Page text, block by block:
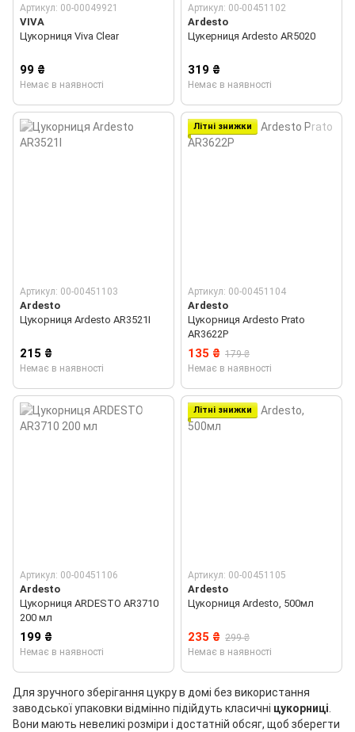
Артикул: 00-00049921
VIVA
Цукорниця Viva Clear
99 ₴
Немає в наявності
Артикул: 00-00451102
Ardesto
Цукерниця Ardesto AR5020
319 ₴
Немає в наявності
Артикул: 00-00451103
Ardesto
Цукорниця Ardesto AR3521I
215 ₴
Немає в наявності
Літні знижки
Артикул: 00-00451104
Ardesto
Цукорниця Ardesto Prato
AR3622P
135 ₴ 179 ₴
Немає в наявності
Артикул: 00-00451106
Ardesto
Цукорниця ARDESTO AR3710
200 мл
199 ₴
Немає в наявності
Літні знижки
Артикул: 00-00451105
Ardesto
Цукорниця Ardesto, 500мл
235 ₴ 299 ₴
Немає в наявності
Для зручного зберігання цукру в домі без використання
заводської упаковки відмінно підійдуть класичні цукорниці.
Вони мають невеликі розміри і достатній обсяг, щоб зберегти